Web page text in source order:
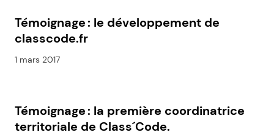
Témoignage : le développement de
classcode.fr
1 mars 2017
Témoignage : la première coordinatrice
territoriale de Class´Code.